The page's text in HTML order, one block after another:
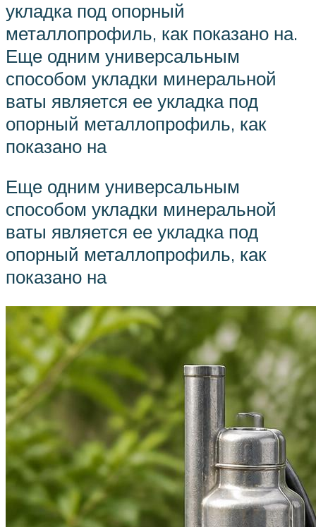
укладка под опорный
металлопрофиль, как показано на.
Еще одним универсальным
способом укладки минеральной
ваты является ее укладка под
опорный металлопрофиль, как
показано на
Еще одним универсальным
способом укладки минеральной
ваты является ее укладка под
опорный металлопрофиль, как
показано на